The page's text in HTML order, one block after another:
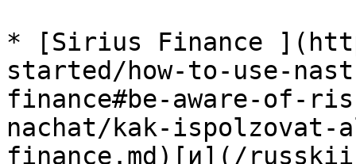
* [Sirius Finance
started/how-to-use-
finance#be-aware-of-
nachat/kak-
finance.md)[и](/